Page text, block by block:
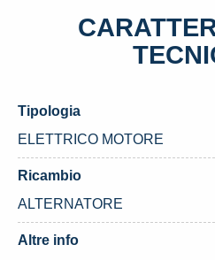
Tipologia
ELETTRICO MOTORE
Ricambio
ALTERNATORE
Altre info